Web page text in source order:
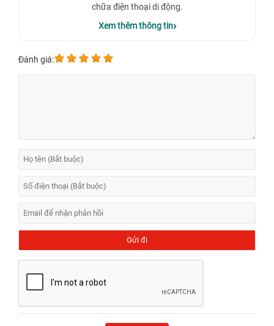
chữa điện thoại di động.
Xem thêm thông tin
Đánh giá: